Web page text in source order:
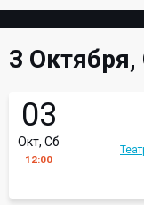
3 Октября,
03
Окт, Сб
12:00